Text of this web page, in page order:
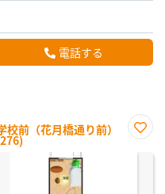
電話する
前（花月橋通り前）
に入